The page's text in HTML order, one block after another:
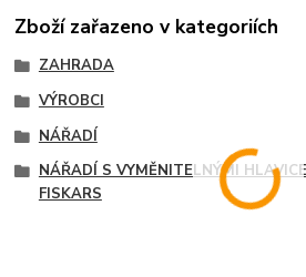
Zboží zařazeno v kategoriích
ZAHRADA
VÝROBCI
NÁŘADÍ
NÁŘADÍ S VYMĚNITELNÝMI
FISKARS